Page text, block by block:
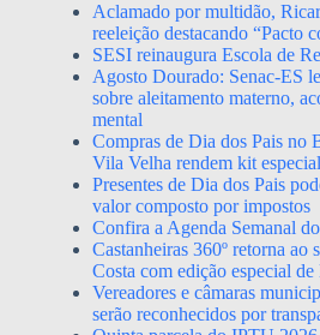
Aclamado por multidão,
reeleição destacando “Pacto
SESI reinaugura Escola de
Agosto Dourado: Senac-ES
sobre aleitamento materno,
mental
Compras de Dia dos Pais no
Vila Velha rendem kit
Presentes de Dia dos Pais
valor composto por impostos
Confira a Agenda Semanal
Castanheiras 360º retorna ao
Costa com edição especial
Vereadores e câmaras
serão reconhecidos por